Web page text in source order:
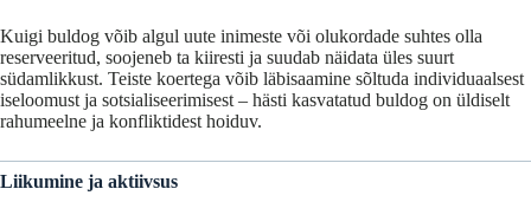
Kuigi buldog võib algul uute inimeste või olukordade suhtes olla
reserveeritud, soojeneb ta kiiresti ja suudab näidata üles suurt
südamlikkust. Teiste koertega võib läbisaamine sõltuda individuaalsest
iseloomust ja sotsialiseerimisest – hästi kasvatatud buldog on üldiselt
rahumeelne ja konfliktidest hoiduv.
Liikumine ja aktiivsus